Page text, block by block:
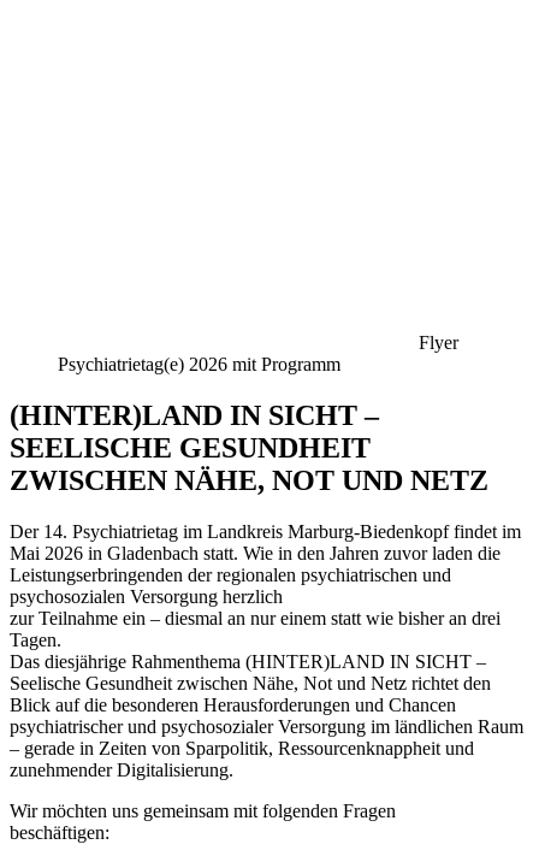
Flyer
Psychiatrietag(e) 2026 mit Programm
(HINTER)LAND IN SICHT –
SEELISCHE GESUNDHEIT
ZWISCHEN NÄHE, NOT UND NETZ
Der 14. Psychiatrietag im Landkreis Marburg-Biedenkopf findet im
Mai 2026 in Gladenbach statt. Wie in den Jahren zuvor laden die
Leistungserbringenden der regionalen psychiatrischen und
psychosozialen Versorgung herzlich
zur Teilnahme ein – diesmal an nur einem statt wie bisher an drei
Tagen.
Das diesjährige Rahmenthema (HINTER)LAND IN SICHT –
Seelische Gesundheit zwischen Nähe, Not und Netz richtet den
Blick auf die besonderen Herausforderungen und Chancen
psychiatrischer und psychosozialer Versorgung im ländlichen Raum
– gerade in Zeiten von Sparpolitik, Ressourcenknappheit und
zunehmender Digitalisierung.
Wir möchten uns gemeinsam mit folgenden Fragen
beschäftigen: